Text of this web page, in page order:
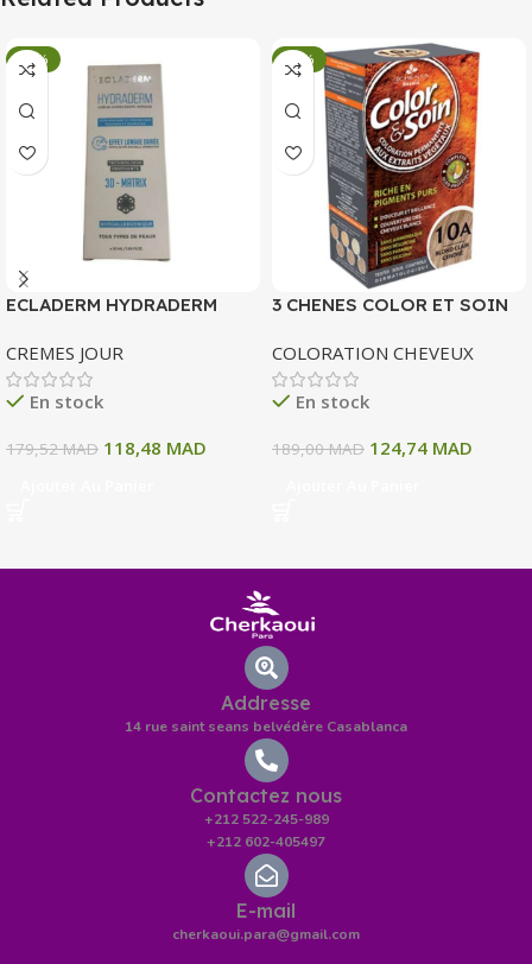
-34%
ECLADERM HYDRADERM
INTENSE 72H 50 ML
CREMES JOUR
En stock
179,52MAD 118,48 MAD
-34%
3 CHENES COLOR ET SOIN
10 A BLOND CLAIR CENDRE
135 ML
COLORATION CHEVEUX
En stock
189,00MAD 124,74 MAD
Addresse
14 rue saint seans belvédère Casablanca
Contactez nous
+212 522-245-989
+212 602-405497
E-mail
cherkaoui.para@gmail.com